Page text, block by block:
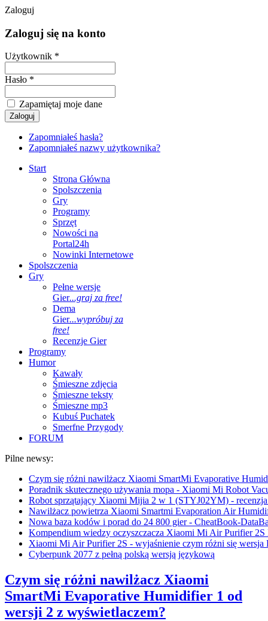
Zaloguj
Zaloguj się na konto
Użytkownik *
Hasło *
Zapamiętaj moje dane
Zapomniałeś hasła?
Zapomniałeś nazwy użytkownika?
Start
Strona Główna
Spolszczenia
Gry
Programy
Sprzęt
Nowości na
Portal24h
Nowinki Internetowe
Spolszczenia
Gry
Pełne wersje
Gier...graj za free!
Dema
Gier...wypróbuj za
free!
Recenzje Gier
Programy
Humor
Kawały
Śmieszne zdjęcia
Śmieszne teksty
Śmieszne mp3
Kubuś Puchatek
Smerfne Przygody
FORUM
Pilne newsy:
Czym się różni nawilżacz Xiaomi SmartMi Evaporative
Poradnik skutecznego używania mopa - Xiaomi Mi Robot
Robot sprzątający Xiaomi Mijia 2 w 1 (STYJ02YM) -
Nawilżacz powietrza Xiaomi Smartmi Evaporation Air
Nowa baza kodów i porad do 24 800 gier - CheatBook-
Kompendium wiedzy oczyszczacza Xiaomi Mi Air Purifier
Xiaomi Mi Air Purifier 2S - wyjaśnienie czym różni się wersja
Cyberpunk 2077 z pełną polską wersją językową
Czym się różni nawilżacz Xiaomi
SmartMi Evaporative Humidifier 1 od
wersji 2 z wyświetlaczem?